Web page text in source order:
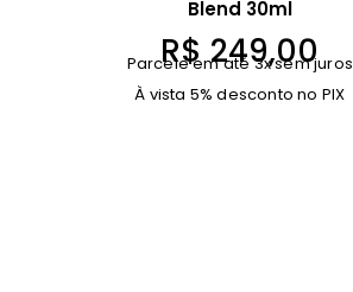
Blend 30ml
R$249,00
Parcele em até 3x sem juros
À vista 5% desconto no PIX